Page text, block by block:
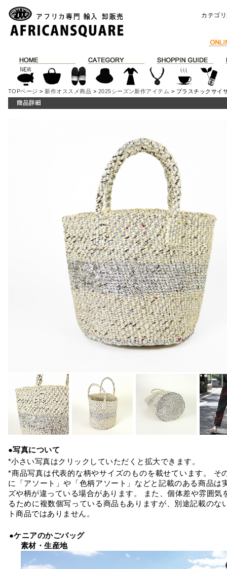
カテゴ
TOPページ > 新作オススメ商品 > 2025シーズン新作アイテム > プラスチックサイ
●写真について
*小さい写真はクリックしていただくと拡大できます。
*商品写真は代表的な柄やサイズのものを載せています。 そ
に「アソート」や「色柄アソート」などと記載のある商品は
ズや柄が違っている場合があります。 また、個体差や雰囲気
るために複数個写っている商品もありますが、別途記載のな
ト商品ではありません。
●ケニアのかごバッグ
素材・生産地